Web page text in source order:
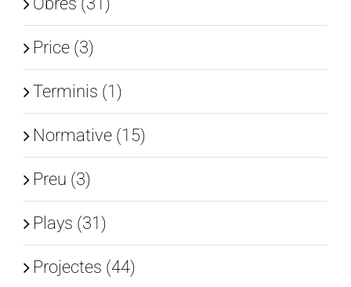
Price (3)
Terminis (1)
Normative (15)
Preu (3)
Plays (31)
Projectes (44)